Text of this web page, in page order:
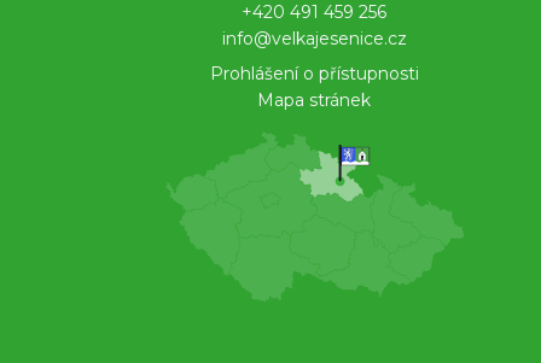
+420 491 459 256
info@velkajesenice.cz
Prohlášení o přístupnosti
Mapa stránek